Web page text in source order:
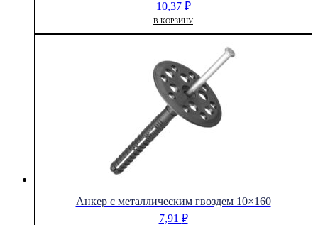
10,37 ₽
В КОРЗИНУ
Анкер с металлическим гвоздем 10×160
7,91 ₽